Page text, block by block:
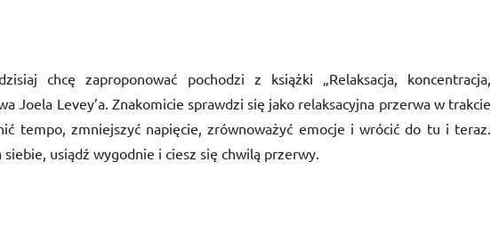
chcę zaproponować pochodzi z książki „Relaksacja, koncentracja,
Joela Levey’a. Znakomicie sprawdzi się jako relaksacyjna przerwa w trakcie
tempo, zmniejszyć napięcie, zrównoważyć emocje i wrócić do tu i teraz.
usiądź wygodnie i ciesz się chwilą przerwy.